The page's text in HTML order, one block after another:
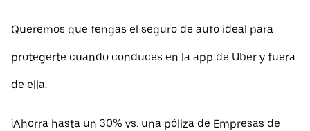
Queremos que tengas el seguro de auto ideal para
protegerte cuando conduces en la app de Uber y fuera
de ella.
¡Ahorra hasta un 30% vs. una póliza de Empresas de